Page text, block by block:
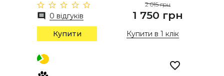
0 відгуків
2 015 грн
1 750 грн
Купити Купити в 1 клік